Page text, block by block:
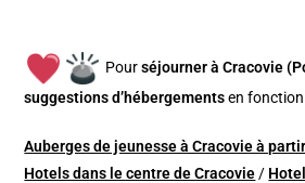
Pourséjourner à Cracovie
suggestions d’hébergements en
Auberges de jeunesse à Cracovie à
Hotels dans le centre de Cracovie /